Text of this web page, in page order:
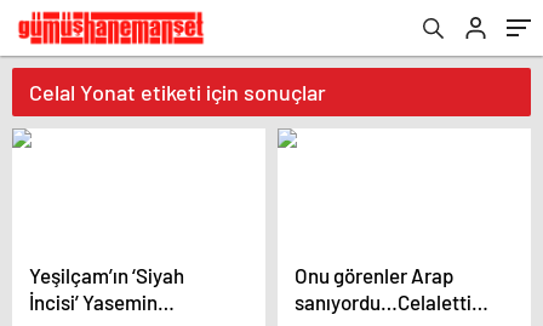
Celal Yonat etiketi için sonuçlar
Yeşilçam’ın ‘Siyah
İncisi’ Yasemin
Onu görenler Arap
sanıyordu…Celalettin